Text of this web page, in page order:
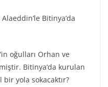
Bitinya’da
oğulları Orhan ve
Bitinya’da kurulan
bir yola sokacaktır?